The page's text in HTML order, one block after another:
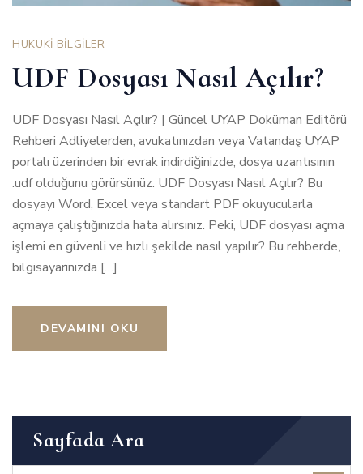
HUKUKİ BİLGİLER
UDF Dosyası Nasıl Açılır?
UDF Dosyası Nasıl Açılır? | Güncel UYAP Doküman Editörü
Rehberi Adliyelerden, avukatınızdan veya Vatandaş UYAP
portalı üzerinden bir evrak indirdiğinizde, dosya uzantısının
.udf olduğunu görürsünüz. UDF Dosyası Nasıl Açılır? Bu
dosyayı Word, Excel veya standart PDF okuyucularla
açmaya çalıştığınızda hata alırsınız. Peki, UDF dosyası açma
işlemi en güvenli ve hızlı şekilde nasıl yapılır? Bu rehberde,
bilgisayarınızda […]
DEVAMINI OKU
Sayfada Ara